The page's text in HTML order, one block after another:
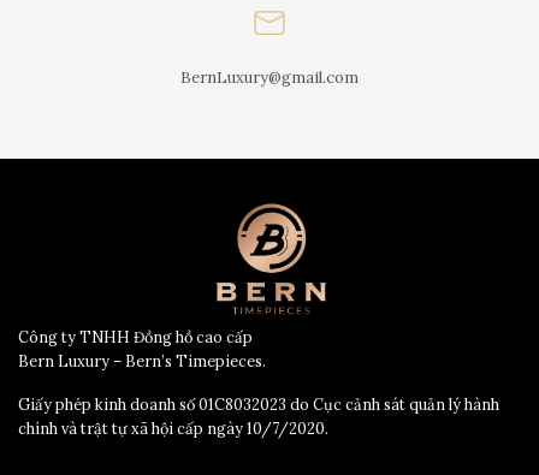
BernLuxury@gmail.com
Công ty TNHH Đồng hồ cao cấp
Bern Luxury – Bern’s Timepieces.
Giấy phép kinh doanh số 01C8032023 do Cục cảnh sát quản lý hành
chính và trật tự xã hội cấp ngày 10/7/2020.